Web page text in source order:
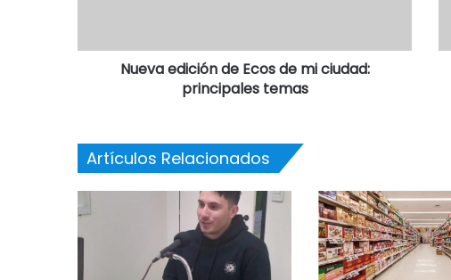
Nueva edición de Ecos de mi ciudad:
principales temas
Artículos Relacionados